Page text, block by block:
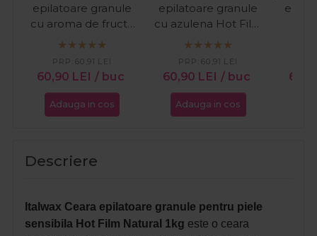
epilatoare granule
cu aroma de fructe
Hot Film Pruna 1kg
60,90 LEI / buc
PRP:60,91 LEI
Adauga in cos
epilatoare granule
cu azulena Hot Film
Azulene 1kg
60,90 LEI / buc
PRP:60,91 LEI
Adauga in cos
Descriere
Italwax Ceara epilatoare granule pentru piele
sensibila Hot Film Natural 1kg este o ceara